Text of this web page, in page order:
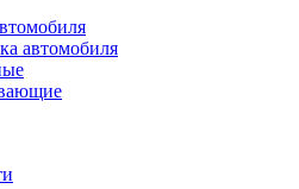
автомобиля